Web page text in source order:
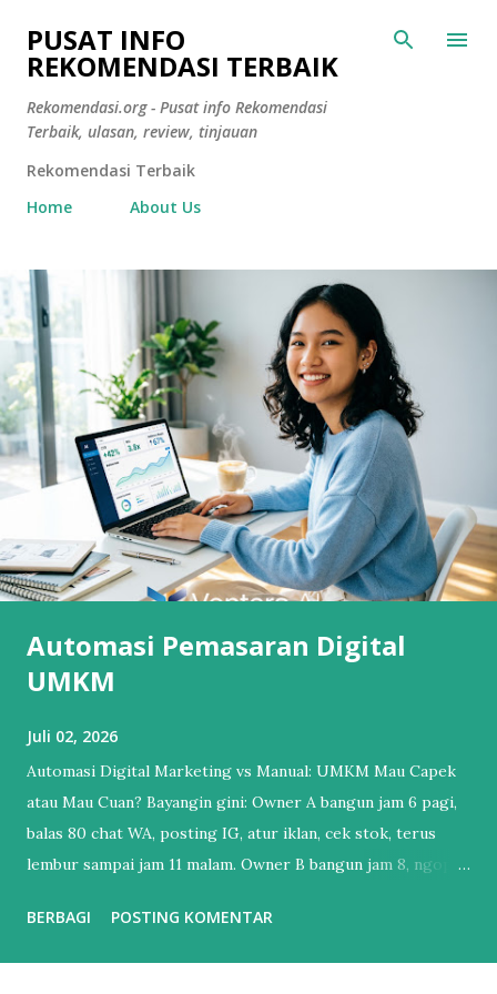
Langsung ke konten utama
PUSAT INFO
REKOMENDASI TERBAIK
Rekomendasi.org - Pusat info Rekomendasi
Terbaik, ulasan, review, tinjauan
Rekomendasi Terbaik
Home
About Us
Automasi Pemasaran Digital
UMKM
Juli 02, 2026
Automasi Digital Marketing vs Manual: UMKM Mau Capek
atau Mau Cuan? Bayangin gini: Owner A bangun jam 6 pagi,
balas 80 chat WA, posting IG, atur iklan, cek stok, terus
lembur sampai jam 11 malam. Owner B bangun jam 8, ngopi,
sendiri, laporan penjualan udah masuk email. Bedanya?
BERBAGI POSTING KOMENTAR